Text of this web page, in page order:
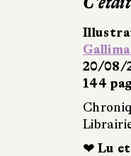
20/08/
144
❤ Lu et